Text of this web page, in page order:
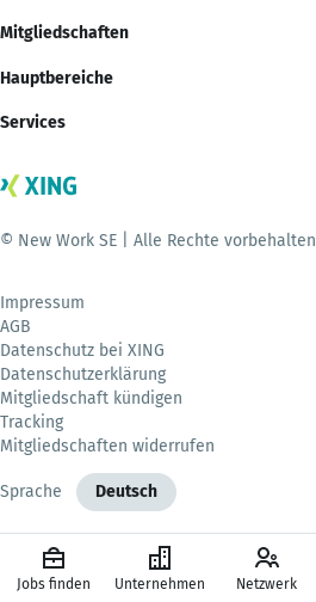
Mitgliedschaften
Hauptbereiche
Services
© New Work SE | Alle Rechte vorbehalten
Impressum
AGB
Datenschutz bei XING
Datenschutzerklärung
Mitgliedschaft kündigen
Tracking
Mitgliedschaften widerrufen
Sprache Deutsch
Jobs finden Unternehmen Netzwerk